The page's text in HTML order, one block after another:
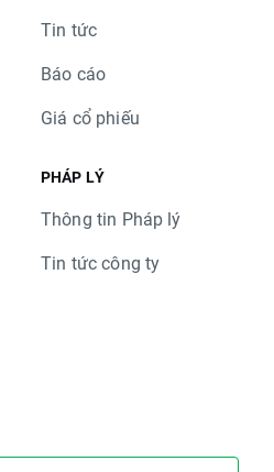
Tin tức
Báo cáo
Giá cổ phiếu
PHÁP LÝ
Thông tin Pháp lý
Tin tức công ty